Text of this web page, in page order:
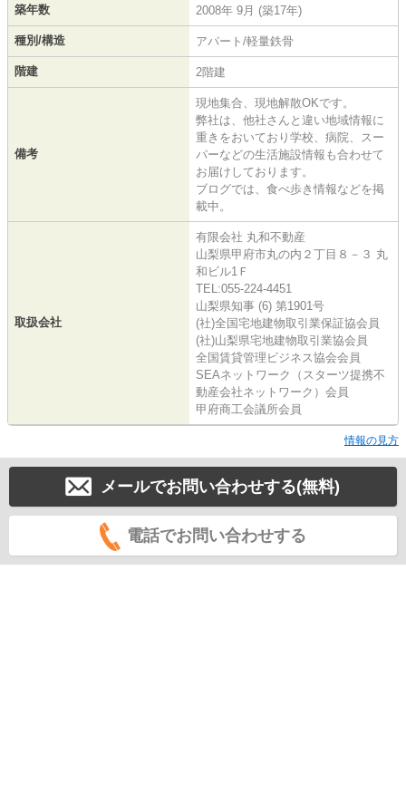
築年数 2008年 9月 (築17年)
種別/構造 アパート/軽量鉄骨
階建 2階建
備考
現地集合、現地解散OKです。
弊社は、他社さんと違い地域情報に
重きをおいており学校、病院、スー
パーなどの生活施設情報も合わせて
お届けしております。
ブログでは、食べ歩き情報などを掲
載中。
取扱会社
有限会社 丸和不動産
山梨県甲府市丸の内２丁目８－３ 丸
和ビル1Ｆ
TEL:055-224-4451
山梨県知事 (6) 第1901号
(社)全国宅地建物取引業保証協会員
(社)山梨県宅地建物取引業協会員
全国賃貸管理ビジネス協会会員
SEAネットワーク（スターツ提携不
動産会社ネットワーク）会員
甲府商工会議所会員
情報の見方
メールでお問い合わせする(無料)
電話でお問い合わせする